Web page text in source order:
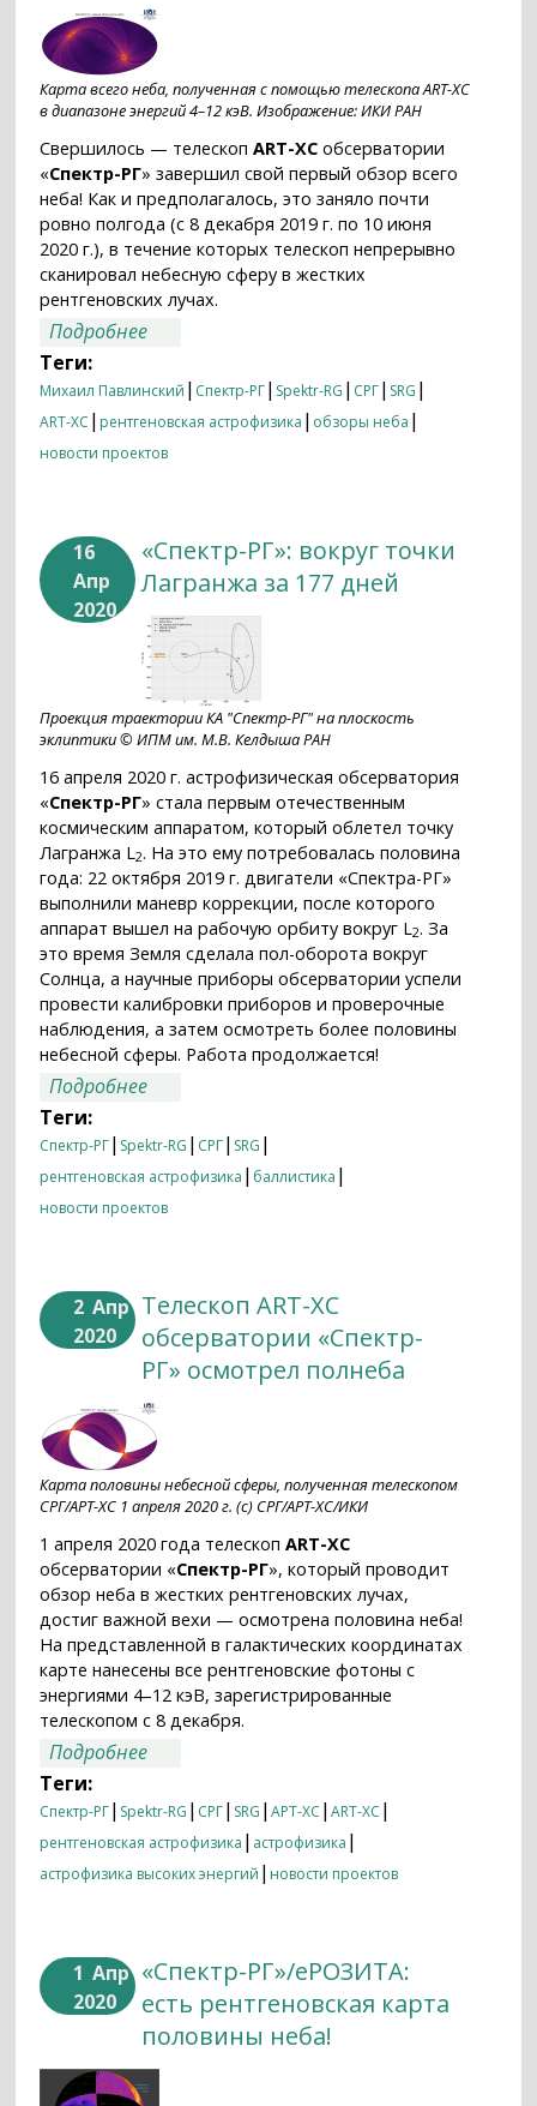
Карта всего неба, полученная с помощью телескопа ART-XC
в диапазоне энергий 4–12 кэВ. Изображение: ИКИ РАН
Свершилось — телескопART-XC обсерватории
«Спектр-РГ» завершил свой первый обзор всего
неба! Как и предполагалось, это заняло почти
ровно полгода (с 8 декабря 2019 г. по 10 июня
2020 г.), в течение которых телескоп непрерывно
сканировал небесную сферу в жестких
рентгеновских лучах.
Подробнее
Теги:
Михаил Павлинский | Спектр-РГ| Spektr-RG | СРГ| SRG |
ART-XC | рентгеновская астрофизика | обзоры неба |
новости проектов
16
Апр
2020
«Спектр-РГ»: вокруг точки
Лагранжа за 177 дней
Проекция траектории КА "Спектр-РГ" на плоскость
эклиптики © ИПМ им. М.В. Келдыша РАН
16 апреля 2020 г. астрофизическая обсерватория
«Спектр-РГ» стала первым отечественным
космическим аппаратом, который облетел точку
Лагранжа L2. На это ему потребовалась половина
года: 22 октября 2019 г. двигатели «Спектра-РГ»
выполнили маневр коррекции, после которого
аппарат вышел на рабочую орбиту вокруг L2. За
это время Земля сделала пол-оборота вокруг
Солнца, а научные приборы обсерватории успели
провести калибровки приборов и проверочные
наблюдения, а затем осмотреть более половины
небесной сферы. Работа продолжается!
Подробнее
Теги:
Спектр-РГ| Spektr-RG | СРГ| SRG |
рентгеновская астрофизика | баллистика |
новости проектов
2 Апр
2020
Телескоп ART-XC
обсерватории «Спектр-
РГ» осмотрел полнеба
Карта половины небесной сферы, полученная телескопом
СРГ/АРТ-ХС 1 апреля 2020 г. (с) СРГ/АРТ-ХС/ИКИ
1 апреля 2020 года телескопART-XC
обсерватории «Спектр-РГ», который проводит
обзор неба в жестких рентгеновских лучах,
достиг важной вехи — осмотрена половина неба!
На представленной в галактических координатах
карте нанесены все рентгеновские фотоны с
энергиями 4–12 кэВ, зарегистрированные
телескопом с 8 декабря.
Подробнее
Теги:
Спектр-РГ| Spektr-RG | СРГ| SRG |АРТ-ХС |ART-XC |
рентгеновская астрофизика | астрофизика |
астрофизика высоких энергий | новости проектов
1 Апр
2020
«Спектр-РГ»/еРОЗИТА:
есть рентгеновская карта
половины неба!